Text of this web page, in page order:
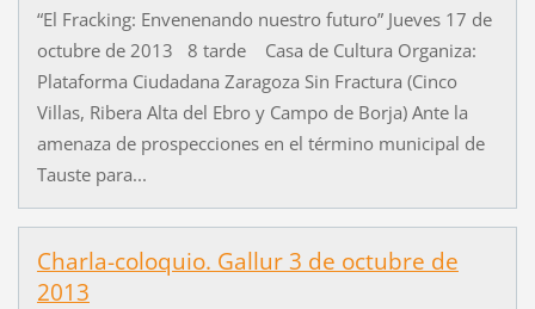
“El Fracking: Envenenando nuestro futuro” Jueves 17 de
octubre de 2013 8 tarde Casa de Cultura Organiza:
Plataforma Ciudadana Zaragoza Sin Fractura (Cinco
Villas, Ribera Alta del Ebro y Campo de Borja) Ante la
amenaza de prospecciones en el término municipal de
Tauste para...
Charla-coloquio. Gallur 3 de octubre de
2013